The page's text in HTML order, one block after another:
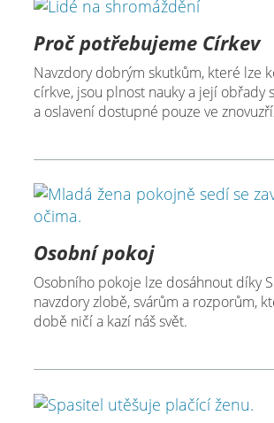
Proč potřebujeme Církev
Navzdory dobrým skutkům, které lze
církve, jsou plnost nauky a její obřady
a oslavení dostupné pouze ve
Osobní pokoj
Osobního pokoje lze dosáhnout díky
navzdory zlobě, svárům a rozporům,
době ničí a kazí náš svět.